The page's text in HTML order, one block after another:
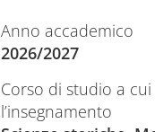
Anno accademico
2026/2027
Corso di studio a
l’insegnamento